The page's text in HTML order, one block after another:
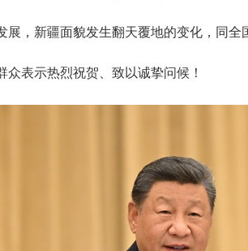
，新疆面貌发生翻天覆地的变化，同
表示热烈祝贺、致以诚挚问候！